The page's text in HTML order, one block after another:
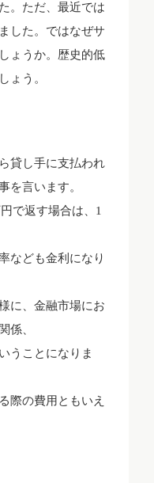
。ただ、最近では
した。ではなぜサ
ょうか。歴史的低
ょう。
貸し手に支払われ
を言います。
で返す場合は、1
なども金利になり
に、金融市場にお
係、
うことになりま
際の費用ともいえ